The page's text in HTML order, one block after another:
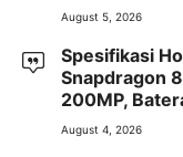
August 5, 2026
Spesifikasi
Snapdragon
200MP,
August 4, 2026